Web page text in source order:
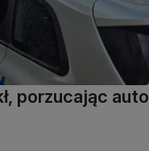
porzucając auto